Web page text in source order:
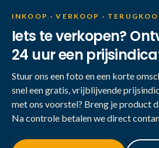
INKOOP · VERKOOP ·
Iets te verkopen?
24 uur een
Stuur ons een foto en een korte
snel een gratis, vrijblijvende
met ons voorstel? Breng je product
Na controle betalen we direct